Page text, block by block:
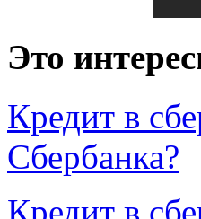
Это
Кредит в
Сбербанка?